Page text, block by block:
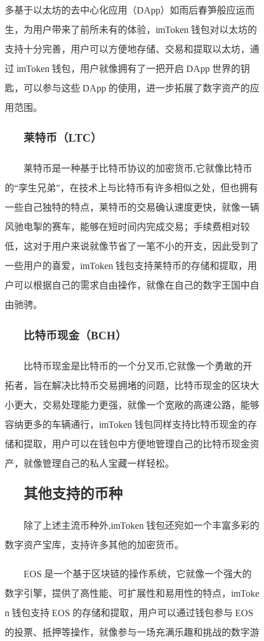
多基于以太坊的去中心化应用（DApp）如雨后春笋般应运而
生，为用户带来了前所未有的体验，imToken 钱包对以太坊的
支持十分完善，用户可以方便地存储、交易和提取以太坊，通
过 imToken 钱包，用户就像拥有了一把开启 DApp 世界的钥
匙，可以参与这些 DApp 的使用，进一步拓展了数字资产的应
用范围。
莱特币（LTC）
莱特币是一种基于比特币协议的加密货币,它就像比特币
的“孪生兄弟”，在技术上与比特币有许多相似之处，但也拥有
一些自己独特的特点，莱特币的交易确认速度更快，就像一辆
风驰电掣的赛车，能够在短时间内完成交易；手续费相对较
低，这对于用户来说就像节省了一笔不小的开支，因此受到了
一些用户的喜爱，imToken 钱包支持莱特币的存储和提取，用
户可以根据自己的需求自由操作，就像在自己的数字王国中自
由驰骋。
比特币现金（BCH）
比特币现金是比特币的一个分叉币,它就像一个勇敢的开
拓者，旨在解决比特币交易拥堵的问题，比特币现金的区块大
小更大，交易处理能力更强，就像一个宽敞的高速公路，能够
容纳更多的车辆通行，imToken 钱包同样支持比特币现金的存
储和提取，用户可以在钱包中方便地管理自己的比特币现金资
产，就像管理自己的私人宝藏一样轻松。
其他支持的币种
除了上述主流币种外,imToken 钱包还宛如一个丰富多彩的
数字资产宝库，支持许多其他的加密货币。
EOS 是一个基于区块链的操作系统，它就像一个强大的
数字引擎，提供了高性能、可扩展性和易用性的特点，imToke
n 钱包支持 EOS 的存储和提取，用户可以通过钱包参与 EOS
的投票、抵押等操作，就像参与一场充满乐趣和挑战的数字游